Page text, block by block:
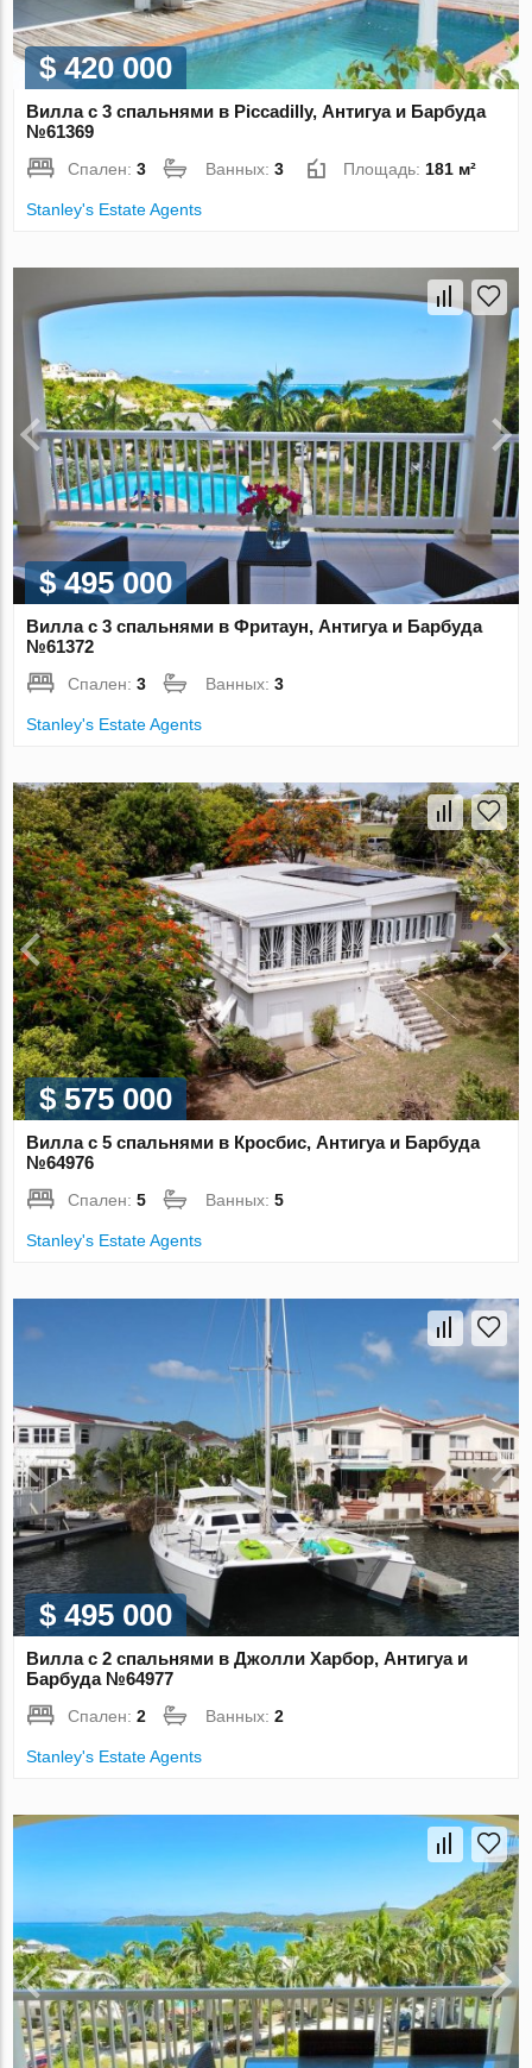
$ 420 000
Вилла с 3 спальнями в Piccadilly, Антигуа и Барбуда
№61369
Спален:3 Ванных:3 Площадь: 181 м²
Stanley's Estate Agents
$ 495 000
Вилла с 3 спальнями в Фритаун, Антигуа и Барбуда
№61372
Спален:3 Ванных:3
Stanley's Estate Agents
$ 575 000
Вилла с 5 спальнями в Кросбис, Антигуа и Барбуда
№64976
Спален:5 Ванных:5
Stanley's Estate Agents
$ 495 000
Вилла с 2 спальнями в Джолли Харбор, Антигуа и
Барбуда №64977
Спален:2 Ванных:2
Stanley's Estate Agents